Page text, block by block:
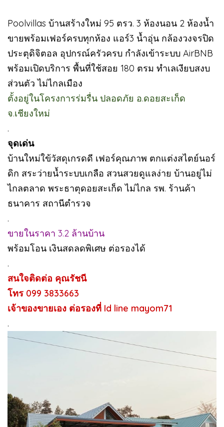
Poolvillas บ้านสร้างใหม่ 95 ตรว. 3 ห้องนอน 2 ห้องน้ำ
ขายพร้อมเฟอร์ครบทุกห้อง แอร์3 น้ำอุ่น กล้องวงจรปิด
ประตุดิจิตอล อุปกรณ์ครัวครบ กำลังเข้าระบบ AirBNB
พร้อมเปิดบริการ พื้นที่ใช้สอย 180 ตรม ทำเลเงียบสงบ
ส่วนตัว ไม่ไกลเมือง
ตั้งอยู่ในโครงการร่มรื่น ปลอดภัย อ.ดอยสะเก็ด
จ.เชียงใหม่
.
จุดเด่น
บ้านใหม่ใข้วัสดุเกรดดี เฟอร์คุณภาพ ตกแต่งสไตย์นอร์
ดิก สระว่ายน้ำระบบเกลือ สวนสวยดูแลง่าย บ้านอยู่ไม่
ไกลตลาด พระธาตุดอยสะเก็ด ไม่ไกล รพ. ร้านค้า
ธนาคาร สถานีตำรวจ
.
ขายในราคา 3.2 ล้านบ้าน
พร้อมโอน เงินสดลดพิเศษ ต่อรองได้
.
สนใจติดต่อ คุณรัชนี
โทร 099 3833663
เจ้าของขายเอง ต่อรองที่ Id line mayom71
.